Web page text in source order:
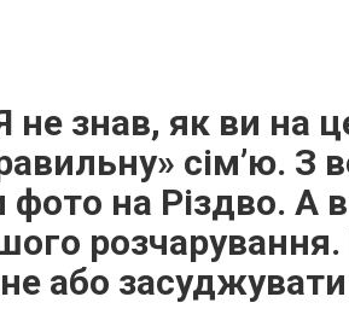
знав, як ви на
сім’ю. З
фото на Різдво. А
або засуджувати